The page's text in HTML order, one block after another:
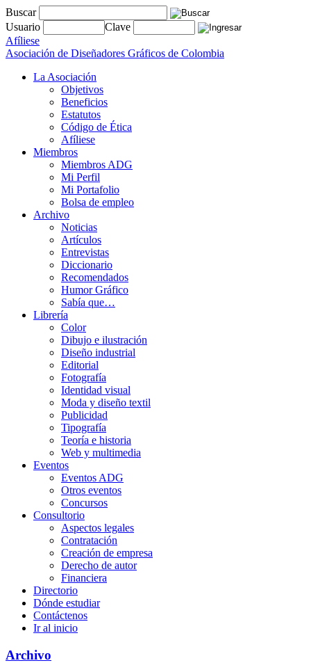
Buscar
Usuario
Clave
Afíliese
Asociación de Diseñadores Gráficos de Colombia
La Asociación
Objetivos
Beneficios
Estatutos
Código de Ética
Afíliese
Miembros
Miembros ADG
Mi Perfil
Mi Portafolio
Bolsa de empleo
Archivo
Noticias
Artículos
Entrevistas
Diccionario
Recomendados
Humor Gráfico
Sabía que…
Librería
Color
Dibujo e ilustración
Diseño industrial
Editorial
Fotografía
Identidad visual
Moda y diseño textil
Publicidad
Tipografía
Teoría e historia
Web y multimedia
Eventos
Eventos ADG
Otros eventos
Concursos
Consultorio
Aspectos legales
Contratación
Creación de empresa
Derecho de autor
Financiera
Directorio
Dónde estudiar
Contáctenos
Ir al inicio
Archivo